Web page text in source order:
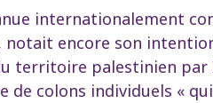
internationalement
encore son
territoire palestinien par
de colons individuels «